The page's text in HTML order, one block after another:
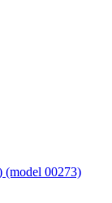
(model 00273)